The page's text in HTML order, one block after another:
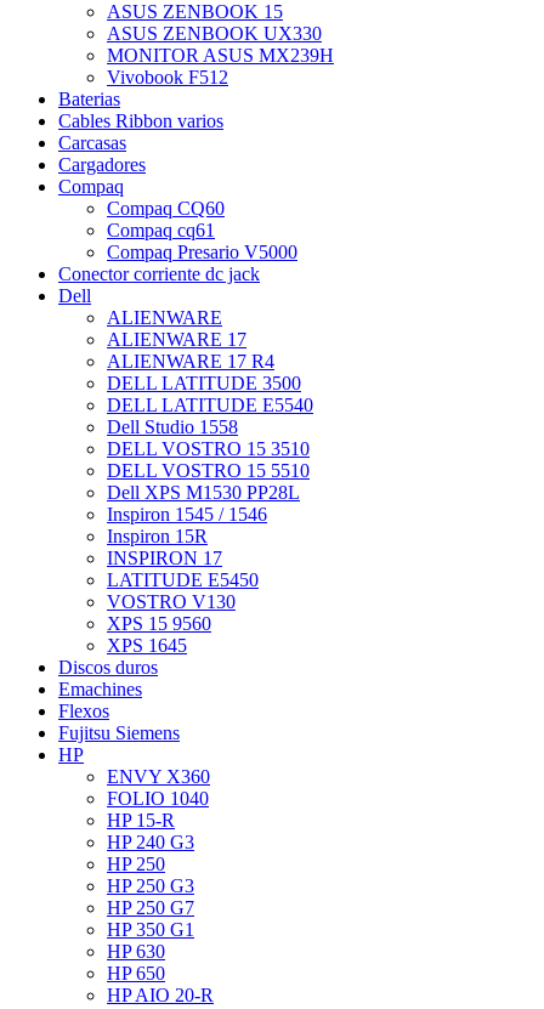
ASUS ZENBOOK 15
ASUS ZENBOOK UX330
MONITOR ASUS MX239H
Vivobook F512
Baterias
Cables Ribbon varios
Carcasas
Cargadores
Compaq
Compaq CQ60
Compaq cq61
Compaq Presario V5000
Conector corriente dc jack
Dell
ALIENWARE
ALIENWARE 17
ALIENWARE 17 R4
DELL LATITUDE 3500
DELL LATITUDE E5540
Dell Studio 1558
DELL VOSTRO 15 3510
DELL VOSTRO 15 5510
Dell XPS M1530 PP28L
Inspiron 1545 / 1546
Inspiron 15R
INSPIRON 17
LATITUDE E5450
VOSTRO V130
XPS 15 9560
XPS 1645
Discos duros
Emachines
Flexos
Fujitsu Siemens
HP
ENVY X360
FOLIO 1040
HP 15-R
HP 240 G3
HP 250
HP 250 G3
HP 250 G7
HP 350 G1
HP 630
HP 650
HP AIO 20-R